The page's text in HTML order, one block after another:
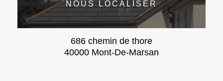
NOUS LOCALISER
686 chemin de thore
40000 Mont-De-Marsan